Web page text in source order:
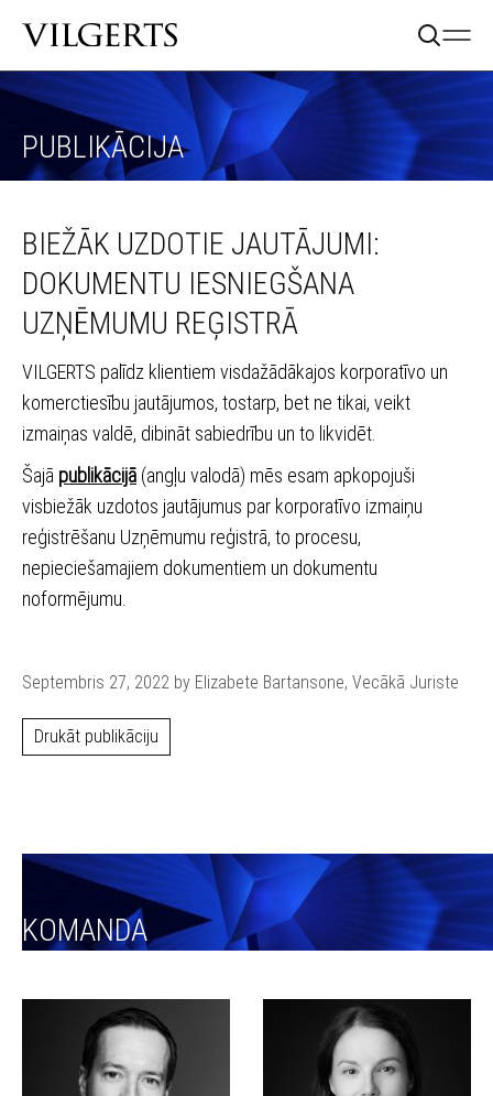
PUBLIKĀCIJA
BIEŽĀK UZDOTIE JAUTĀJUMI:
DOKUMENTU IESNIEGŠANA
UZŅĒMUMU REĢISTRĀ
VILGERTS palīdz klientiem visdažādākajos korporatīvo un
komerctiesību jautājumos, tostarp, bet ne tikai, veikt
izmaiņas valdē, dibināt sabiedrību un to likvidēt.
Šajā publikācijā (angļu valodā) mēs esam apkopojuši
visbiežāk uzdotos jautājumus par korporatīvo izmaiņu
reģistrēšanu Uzņēmumu reģistrā, to procesu,
nepieciešamajiem dokumentiem un dokumentu
noformējumu.
Septembris 27, 2022 by Elizabete Bartansone, Vecākā Juriste
Drukāt publikāciju
KOMANDA